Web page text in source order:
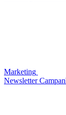
Marketing
Newsletter